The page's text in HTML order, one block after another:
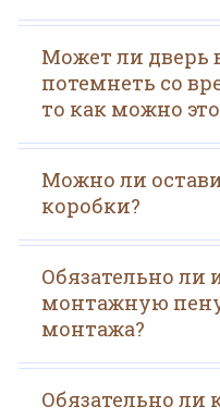
Может ли дверь
потемнеть со
то как можно
Можно ли
коробки?
Обязательно ли
монтажную
монтажа?
Обязательно ли